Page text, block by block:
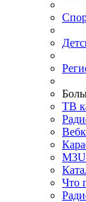
ТВ
Что